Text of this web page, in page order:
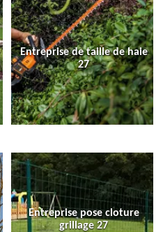
Entreprise de taille de haie
27
Entreprise pose cloture
grillage 27